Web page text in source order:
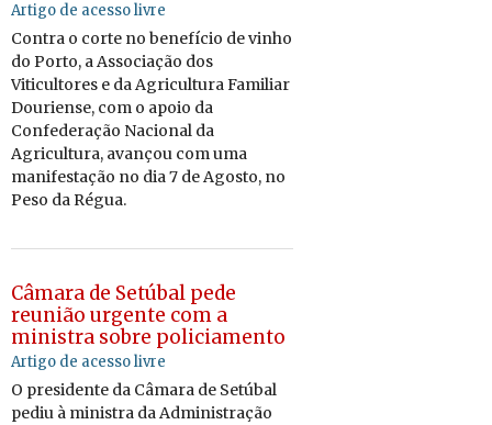
Artigo de acesso livre
Contra o corte no be­ne­fício de vinho
do Porto, a As­so­ci­ação dos
Vi­ti­cul­tores e da Agri­cul­tura Fa­mi­liar
Dou­ri­ense, com o apoio da
Con­fe­de­ração Na­ci­onal da
Agri­cul­tura, avançou com uma
ma­ni­fes­tação no dia 7 de Agosto, no
Peso da Régua.
Câmara de Setúbal pede
reunião urgente com a
ministra sobre policiamento
Artigo de acesso livre
O pre­si­dente da Câ­mara de Se­túbal
pediu à mi­nistra da Ad­mi­nis­tração